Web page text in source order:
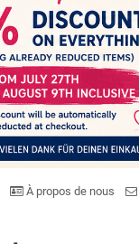
À propos de nous